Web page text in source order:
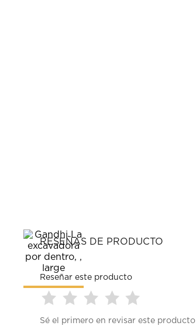
RESEÑAS DE PRODUCTO
Reseñar este producto
para paraparaparapara
Sé el primero en revisar este producto